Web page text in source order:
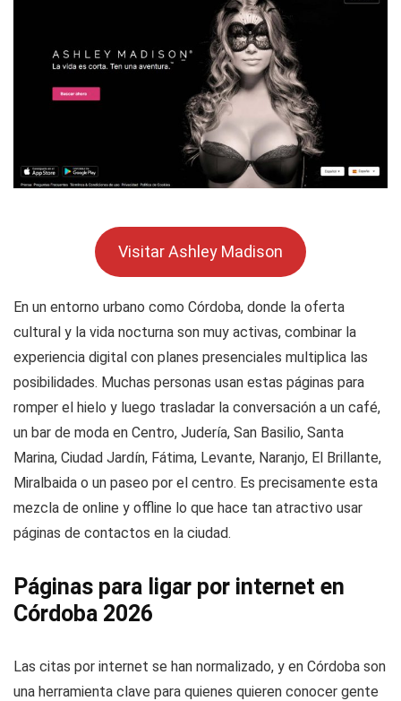
Visitar Ashley Madison
En un entorno urbano como Córdoba, donde la oferta
cultural y la vida nocturna son muy activas, combinar la
experiencia digital con planes presenciales multiplica las
posibilidades. Muchas personas usan estas páginas para
romper el hielo y luego trasladar la conversación a un café,
un bar de moda en Centro, Judería, San Basilio, Santa
Marina, Ciudad Jardín, Fátima, Levante, Naranjo, El Brillante,
Miralbaida o un paseo por el centro. Es precisamente esta
mezcla de online y offline lo que hace tan atractivo usar
páginas de contactos en la ciudad.
Páginas para ligar por internet en
Córdoba 2026
Las citas por internet se han normalizado, y en Córdoba son
una herramienta clave para quienes quieren conocer gente